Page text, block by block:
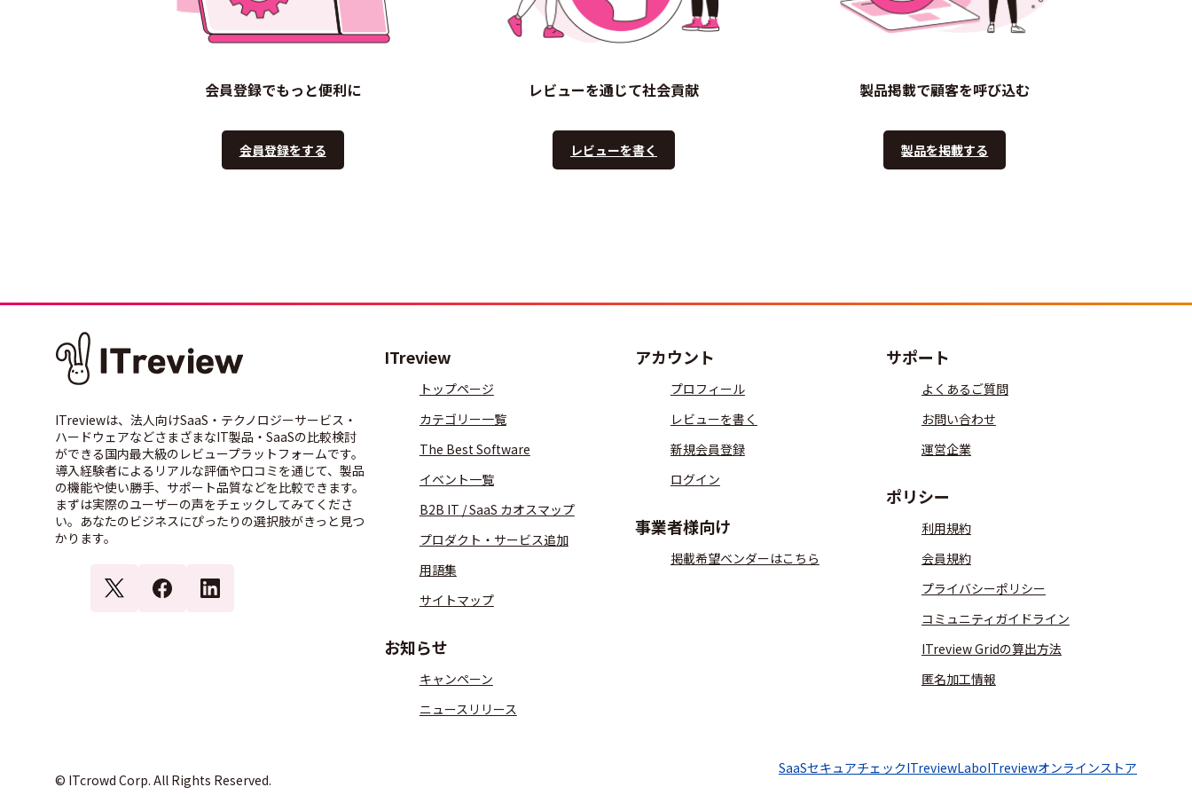
会員登録でもっと便利に
会員登録をする
レビューを通じて社会貢献
レビューを書く
製品掲載で顧客を呼び込む
製品を掲載する
ITreviewは、法人向けSaaS・テクノロジーサービス・
ハードウェアなどさまざまなIT製品・SaaSの比較検討
ができる国内最大級のレビュープラットフォームです。
導入経験者によるリアルな評価や口コミを通じて、製品
の機能や使い勝手、サポート品質などを比較できます。
まずは実際のユーザーの声をチェックしてみてくださ
い。あなたのビジネスにぴったりの選択肢がきっと見つ
かります。
ITreview
トップページ
カテゴリー一覧
The Best Software
イベント一覧
B2B IT / SaaS カオスマップ
プロダクト・サービス追加
用語集
サイトマップ
お知らせ
キャンペーン
ニュースリリース
アカウント
プロフィール
レビューを書く
新規会員登録
ログイン
事業者様向け
掲載希望ベンダーはこちら
サポート
よくあるご質問
お問い合わせ
運営企業
ポリシー
利用規約
会員規約
プライバシーポリシー
コミュニティガイドライン
ITreview Gridの算出方法
匿名加工情報
© ITcrowd Corp. All Rights Reserved.
SaaSセキュアチェックITreviewLaboITreviewオンラインストア